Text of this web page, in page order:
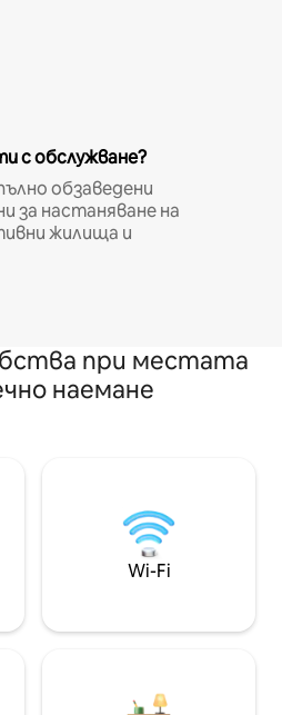
с обслужване?
обзаведени
за настаняване на
жилища и
при местата
наемане
Wi-Fi